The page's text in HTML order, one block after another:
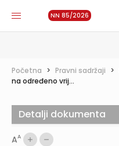
NN 85/2026
Početna > Pravni sadržaji >
na određeno vrij...
AA
Detalji dokumenta